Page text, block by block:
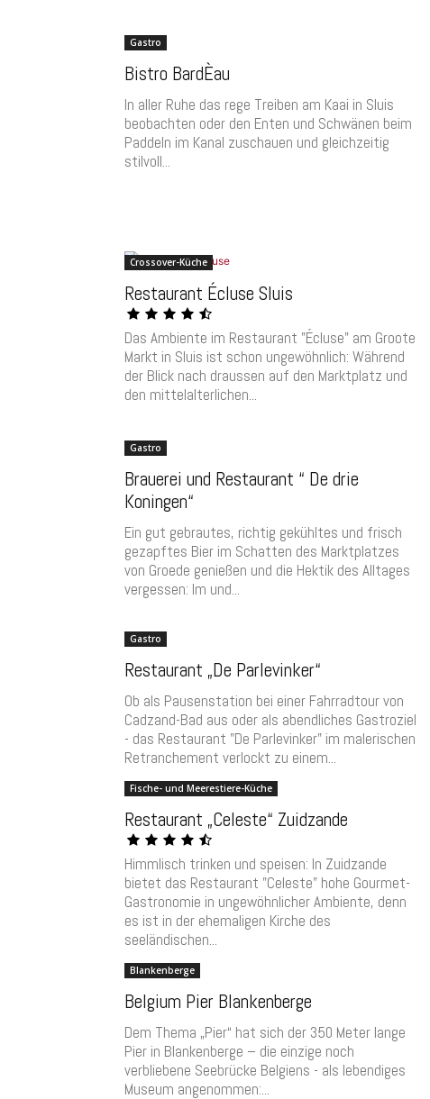
Gastro
Bistro BardÈau
In aller Ruhe das rege Treiben am Kaai in Sluis
beobachten oder den Enten und Schwänen beim
Paddeln im Kanal zuschauen und gleichzeitig
stilvoll...
Crossover-Küche
Restaurant Écluse Sluis
Das Ambiente im Restaurant "Écluse" am Groote
Markt in Sluis ist schon ungewöhnlich: Während
der Blick nach draussen auf den Marktplatz und
den mittelalterlichen...
Gastro
Brauerei und Restaurant “ De drie
Koningen“
Ein gut gebrautes, richtig gekühltes und frisch
gezapftes Bier im Schatten des Marktplatzes
von Groede genießen und die Hektik des Alltages
vergessen: Im und...
Gastro
Restaurant „De Parlevinker“
Ob als Pausenstation bei einer Fahrradtour von
Cadzand-Bad aus oder als abendliches Gastroziel
- das Restaurant "De Parlevinker" im malerischen
Retranchement verlockt zu einem...
Fische- und Meerestiere-Küche
Restaurant „Celeste“ Zuidzande
Himmlisch trinken und speisen: In Zuidzande
bietet das Restaurant "Celeste" hohe Gourmet-
Gastronomie in ungewöhnlicher Ambiente, denn
es ist in der ehemaligen Kirche des
seeländischen...
Blankenberge
Belgium Pier Blankenberge
Dem Thema „Pier“ hat sich der 350 Meter lange
Pier in Blankenberge – die einzige noch
verbliebene Seebrücke Belgiens - als lebendiges
Museum angenommen:...